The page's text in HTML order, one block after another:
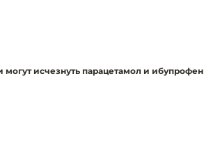
исчезнуть парацетамол и ибупрофен